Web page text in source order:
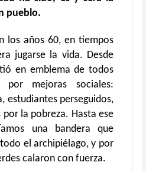
pueblo.
los años 60, en tiempos
jugarse la vida. Desde
en emblema de todos
por mejoras sociales:
estudiantes perseguidos,
la pobreza. Hasta ese
una bandera que
el archipiélago, y por
calaron con fuerza.